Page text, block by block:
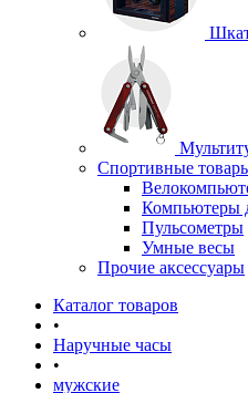
Спортивные
Компьютеры
Пульсометры
Умные весы
Прочие аксессуары
Каталог товаров
•
Наручные часы
•
мужские